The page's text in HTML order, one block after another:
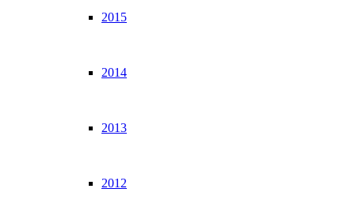
2015
2014
2013
2012